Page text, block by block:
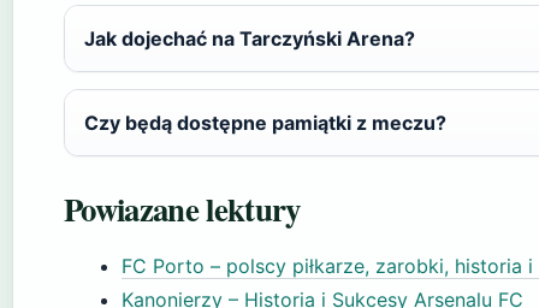
Jak dojechać na Tarczyński Arena?
Czy będą dostępne pamiątki z meczu?
Powiazane lektury
FC Porto – polscy piłkarze, zarobki, historia
Kanonierzy – Historia i Sukcesy Arsenalu FC